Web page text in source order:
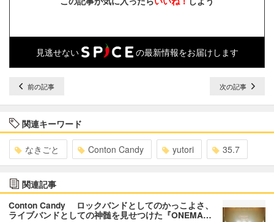
見逃せない の最新情報をお届けします
前の記事 次の記事
関連キーワード
なきごと Conton Candy yutori 35.7
関連記事
Conton Candy ロックバンドとしてのかっこよさ、
ライブバンドとしての神髄を見せつけた『ONEMA…